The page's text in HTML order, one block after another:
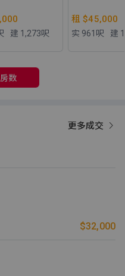
建 1,273呎
租 $45,000
实 961 呎 建
数
更多成交
$32,000